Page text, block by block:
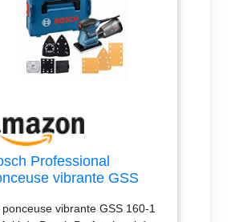
Professional
vibrante GSS
W, Ø d’amplitude 1,6
ponceuse vibrante GSS 160-1